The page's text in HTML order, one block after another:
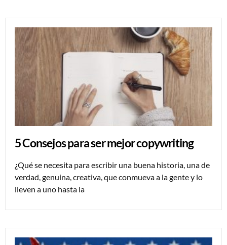
5 Consejos para ser mejor copywriting
¿Qué se necesita para escribir una buena historia, una de
verdad, genuina, creativa, que conmueva a la gente y lo
lleven a uno hasta la